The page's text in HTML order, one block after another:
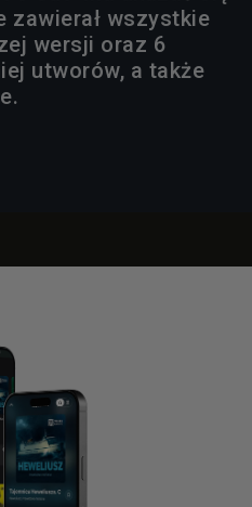
zawierał wszystkie
wersji oraz 6
utworów, a także